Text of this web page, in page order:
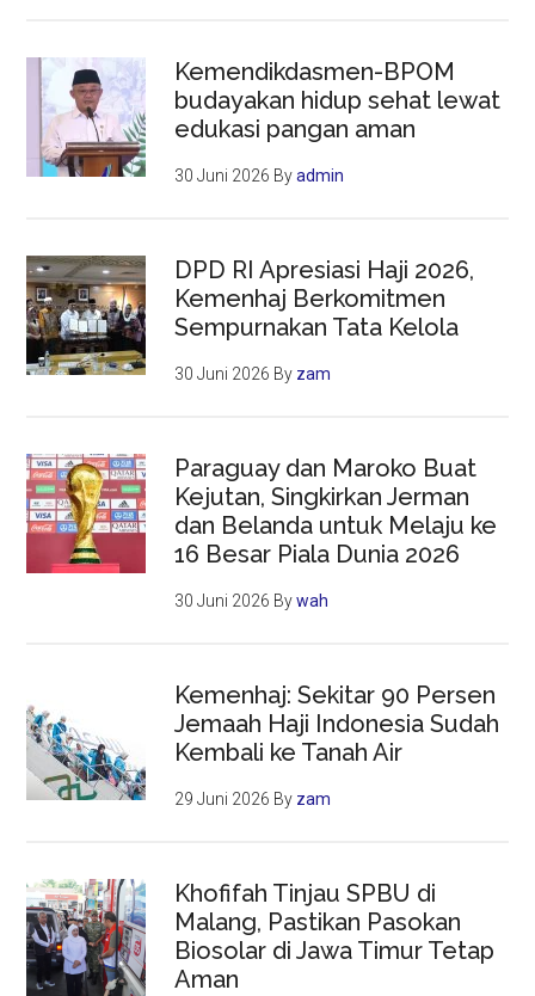
Kemendikdasmen-BPOM
budayakan hidup sehat lewat
edukasi pangan aman
30 Juni 2026 Byadmin
DPD RI Apresiasi Haji 2026,
Kemenhaj Berkomitmen
Sempurnakan Tata Kelola
30 Juni 2026 By zam
Paraguay dan Maroko Buat
Kejutan, Singkirkan Jerman
dan Belanda untuk Melaju ke
16 Besar Piala Dunia 2026
30 Juni 2026 Bywah
Kemenhaj: Sekitar 90 Persen
Jemaah Haji Indonesia Sudah
Kembali ke Tanah Air
29 Juni 2026 By zam
Khofifah Tinjau SPBU di
Malang, Pastikan Pasokan
Biosolar di Jawa Timur Tetap
Aman